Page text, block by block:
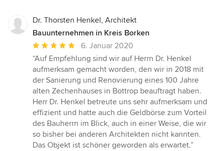
Dr. Thorsten Henkel, Architekt
Bauunternehmen in Kreis Borken
Durchschnittliche
Bewertung:
5
von
5
Sternen
6. Januar 2020
“Auf Empfehlung sind wir auf Herrn Dr. Henkel
aufmerksam gemacht worden, den wir in 2018 mit
der Sanierung und Renovierung eines 100 Jahre
alten Zechenhauses in Bottrop beauftragt haben.
Herr Dr. Henkel betreute uns sehr aufmerksam und
effizient und hatte auch die Geldbörse zum Vorteil
des Bauherrn im Blick, auch in einer Weise, die wir
so bisher bei anderen Architekten nicht kannten.
Das Objekt ist schöner geworden als erwartet.”